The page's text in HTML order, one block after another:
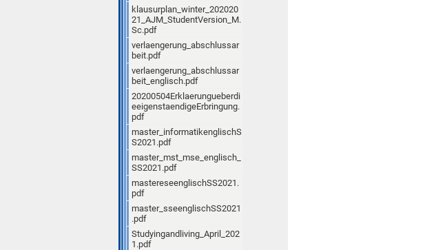
klausurplan_winter_202020
21_AJM_StudentVersion_M.
Sc.pdf
verlaengerung_abschlussar
beit.pdf
verlaengerung_abschlussar
beit_englisch.pdf
20200504Erklaerungueberdi
eeigenstaendigeErbringung.
pdf
master_informatikenglischS
S2021.pdf
master_mst_mse_englisch_
SS2021.pdf
mastereseenglischSS2021.
pdf
master_sseenglischSS2021
.pdf
Studyingandliving_April_202
1.pdf